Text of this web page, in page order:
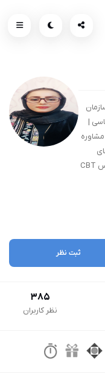
|
مجازی | متخصص اکت ACT | متخصص سی بی تس CBT
ثبت نظر
385
نظر کاربران